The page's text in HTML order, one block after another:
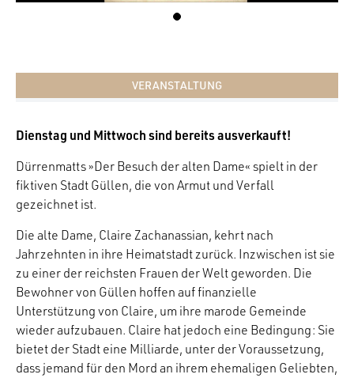
VERANSTALTUNG
Dienstag und Mittwoch sind bereits ausverkauft!
Dürrenmatts »Der Besuch der alten Dame« spielt in der
fiktiven Stadt Güllen, die von Armut und Verfall
gezeichnet ist.
Die alte Dame, Claire Zachanassian, kehrt nach
Jahrzehnten in ihre Heimatstadt zurück. Inzwischen ist sie
zu einer der reichsten Frauen der Welt geworden. Die
Bewohner von Güllen hoffen auf finanzielle
Unterstützung von Claire, um ihre marode Gemeinde
wieder aufzubauen. Claire hat jedoch eine Bedingung: Sie
bietet der Stadt eine Milliarde, unter der Voraussetzung,
dass jemand für den Mord an ihrem ehemaligen Geliebten,